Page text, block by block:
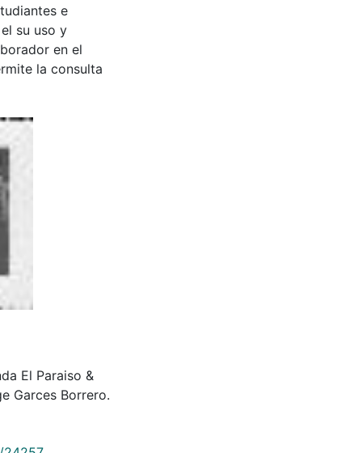
e
su uso y
en el
la consulta
El Paraiso &
Garces Borrero.